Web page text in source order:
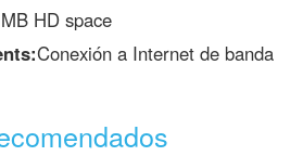
HD space
Conexión a Internet de banda